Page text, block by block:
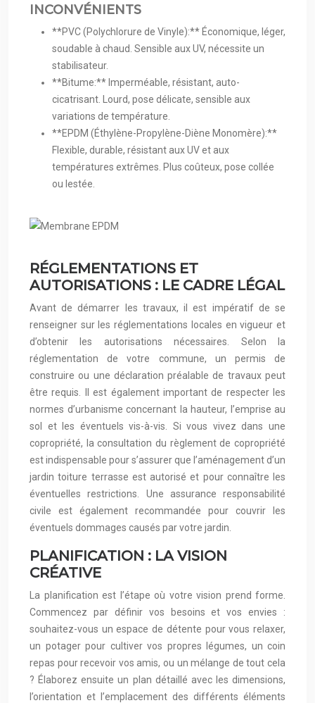
INCONVÉNIENTS
**PVC (Polychlorure de Vinyle):** Économique, léger,
soudable à chaud. Sensible aux UV, nécessite un
stabilisateur.
**Bitume:** Imperméable, résistant, auto-
cicatrisant. Lourd, pose délicate, sensible aux
variations de température.
**EPDM (Éthylène-Propylène-Diène Monomère):**
Flexible, durable, résistant aux UV et aux
températures extrêmes. Plus coûteux, pose collée
ou lestée.
RÉGLEMENTATIONS ET
AUTORISATIONS : LE CADRE LÉGAL
Avant de démarrer les travaux, il est impératif de se
renseigner sur les réglementations locales en vigueur et
d’obtenir les autorisations nécessaires. Selon la
réglementation de votre commune, un permis de
construire ou une déclaration préalable de travaux peut
être requis. Il est également important de respecter les
normes d’urbanisme concernant la hauteur, l’emprise au
sol et les éventuels vis-à-vis. Si vous vivez dans une
copropriété, la consultation du règlement de copropriété
est indispensable pour s’assurer que l’aménagement d’un
jardin toiture terrasse est autorisé et pour connaître les
éventuelles restrictions. Une assurance responsabilité
civile est également recommandée pour couvrir les
éventuels dommages causés par votre jardin.
PLANIFICATION : LA VISION
CRÉATIVE
La planification est l’étape où votre vision prend forme.
Commencez par définir vos besoins et vos envies :
souhaitez-vous un espace de détente pour vous relaxer,
un potager pour cultiver vos propres légumes, un coin
repas pour recevoir vos amis, ou un mélange de tout cela
? Élaborez ensuite un plan détaillé avec les dimensions,
l’orientation et l’emplacement des différents éléments